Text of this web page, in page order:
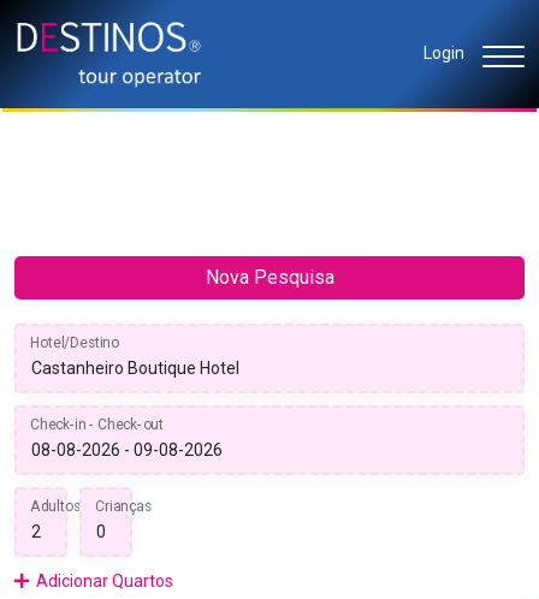
Login
Nova Pesquisa
Hotel/Destino
Check-in - Check-out
Adultos Crianças
Adicionar Quartos